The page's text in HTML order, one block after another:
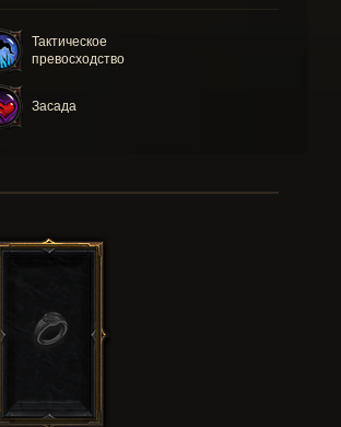
Тактическое
превосходство
Засада